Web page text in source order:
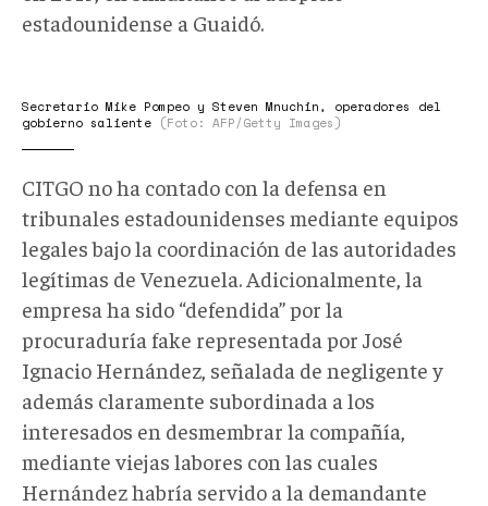
estadounidense a Guaidó.
y
Mnuchin.jpg
Secretario Mike Pompeo y Steven Mnuchin, operadores del
gobierno saliente (Foto: AFP/Getty Images)
CITGO no ha contado con la defensa en
tribunales estadounidenses mediante equipos
legales bajo la coordinación de las autoridades
legítimas de Venezuela. Adicionalmente, la
empresa ha sido “defendida” por la
procuraduría fake representada por José
Ignacio Hernández, señalada de negligente y
además claramente subordinada a los
interesados en desmembrar la compañía,
mediante viejas labores con las cuales
Hernández habría servido a la demandante